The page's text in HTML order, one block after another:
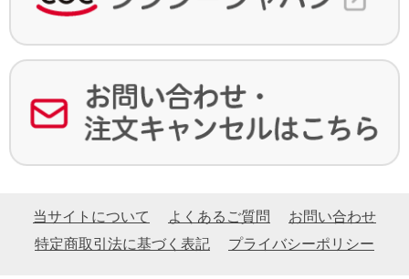
当サイトについて よくあるご質問
お問い合わせ
特定商取引法に基づく表記
プライバシーポリシー